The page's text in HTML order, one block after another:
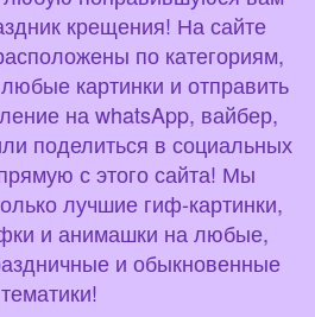
крещения! На сайте
по категориям,
картинки и отправить
на whatsApp, вайбер,
поделиться в социальных
с этого сайта! Мы
лучшие гиф-картинки,
и анимашки на любые,
и обыкновенные
тематики!